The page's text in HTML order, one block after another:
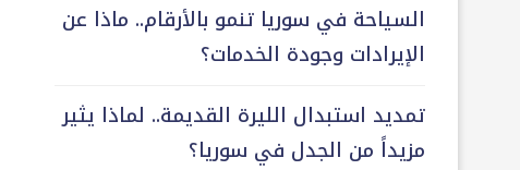
السياحة في سوريا تنمو بالأرقام.. ماذا عن
الإيرادات وجودة الخدمات؟
تمديد استبدال الليرة القديمة.. لماذا يثير
مزيداً من الجدل في سوريا؟